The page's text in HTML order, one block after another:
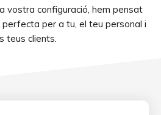
vostra configuració, hem pensat
per a tu, el teu personal i
teus clients.